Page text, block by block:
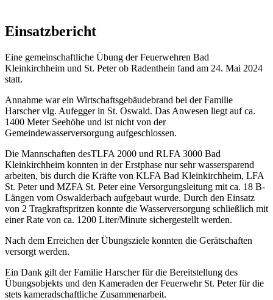
Einsatzbericht
Eine gemeinschaftliche Übung der Feuerwehren Bad
Kleinkirchheim und St. Peter ob Radenthein fand am 24. Mai 2024
statt.
Annahme war ein Wirtschaftsgebäudebrand bei der Familie
Harscher vlg. Aufegger in St. Oswald. Das Anwesen liegt auf ca.
1400 Meter Seehöhe und ist nicht von der
Gemeindewasserversorgung aufgeschlossen.
Die Mannschaften desTLFA 2000 und RLFA 3000 Bad
Kleinkirchheim konnten in der Erstphase nur sehr wassersparend
arbeiten, bis durch die Kräfte von KLFA Bad Kleinkirchheim, LFA
St. Peter und MZFA St. Peter eine Versorgungsleitung mit ca. 18 B-
Längen vom Oswalderbach aufgebaut wurde. Durch den Einsatz
von 2 Tragkraftspritzen konnte die Wasserversorgung schließlich mit
einer Rate von ca. 1200 Liter/Minute sichergestellt werden.
Nach dem Erreichen der Übungsziele konnten die Gerätschaften
versorgt werden.
Ein Dank gilt der Familie Harscher für die Bereitstellung des
Übungsobjekts und den Kameraden der Feuerwehr St. Peter für die
stets kameradschaftliche Zusammenarbeit.